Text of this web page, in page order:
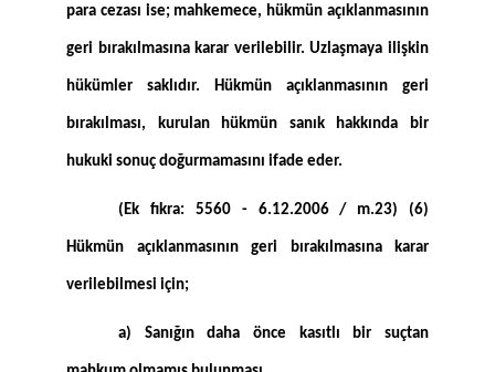
para cezası ise; mahkemece, hükmün açıklanmasının
geri bırakılmasına karar verilebilir. Uzlaşmaya ilişkin
hükümler saklıdır. Hükmün açıklanmasının geri
bırakılması, kurulan hükmün sanık hakkında bir
hukuki sonuç doğurmamasını ifade eder.
(Ek fıkra: 5560 - 6.12.2006 / m.23) (6)
Hükmün açıklanmasının geri bırakılmasına karar
verilebilmesi için;
a) Sanığın daha önce kasıtlı bir suçtan